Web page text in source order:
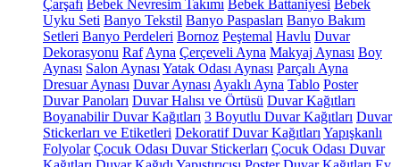
Çarşafı Bebek Nevresim Takımı Bebek Battaniyesi Bebek
Uyku Seti Banyo Tekstil Banyo Paspasları Banyo Bakım
Setleri Banyo Perdeleri Bornoz Peştemal Havlu Duvar
Dekorasyonu Raf Ayna Çerçeveli Ayna Makyaj Aynası Boy
Aynası Salon Aynası Yatak Odası Aynası Parçalı Ayna
Dresuar Aynası Duvar Aynası Ayaklı Ayna Tablo Poster
Duvar Panoları Duvar Halısı ve Örtüsü Duvar Kağıtları
Boyanabilir Duvar Kağıtları 3 Boyutlu Duvar Kağıtları Duvar
Stickerları ve Etiketleri Dekoratif Duvar Kağıtları Yapışkanlı
Folyolar Çocuk Odası Duvar Stickerları Çocuk Odası Duvar